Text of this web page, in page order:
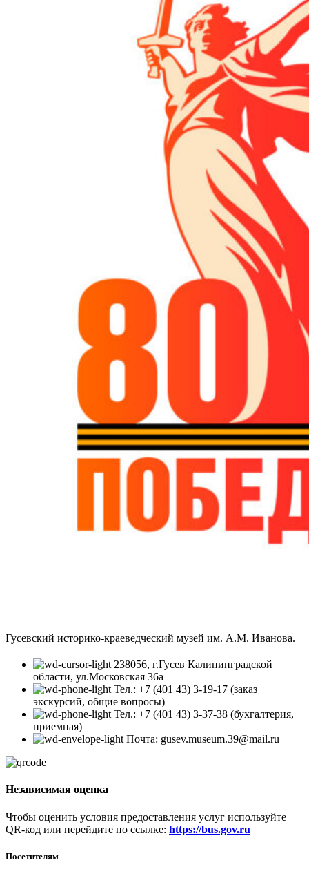
Гусевский историко-краеведческий музей им. А.М. Иванова.
238056, г.Гусев Калининградской
области, ул.Московская 36а
Тел.: +7 (401 43) 3-19-17 (заказ
экскурсий, общие вопросы)
Тел.: +7 (401 43) 3-37-38 (бухгалтерия,
приемная)
Почта: gusev.museum.39@mail.ru
Независимая оценка
Чтобы оценить условия предоставления услуг используйте
QR-код или перейдите по ссылке: https://bus.gov.ru
Посетителям